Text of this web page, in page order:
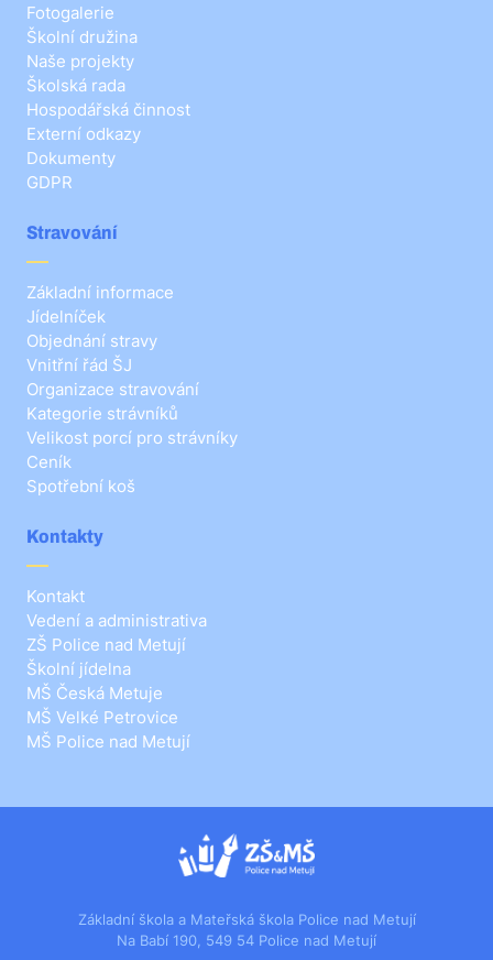
Fotogalerie
Školní družina
Naše projekty
Školská rada
Hospodářská činnost
Externí odkazy
Dokumenty
GDPR
Stravování
Základní informace
Jídelníček
Objednání stravy
Vnitřní řád ŠJ
Organizace stravování
Kategorie strávníků
Velikost porcí pro strávníky
Ceník
Spotřební koš
Kontakty
Kontakt
Vedení a administrativa
ZŠ Police nad Metují
Školní jídelna
MŠ Česká Metuje
MŠ Velké Petrovice
MŠ Police nad Metují
Základní škola a Mateřská škola Police nad Metují
Na Babí 190, 549 54 Police nad Metují